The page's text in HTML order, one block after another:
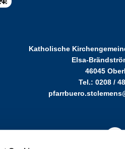
Katholische
Elsa-
46045
Tel.: 0208 /